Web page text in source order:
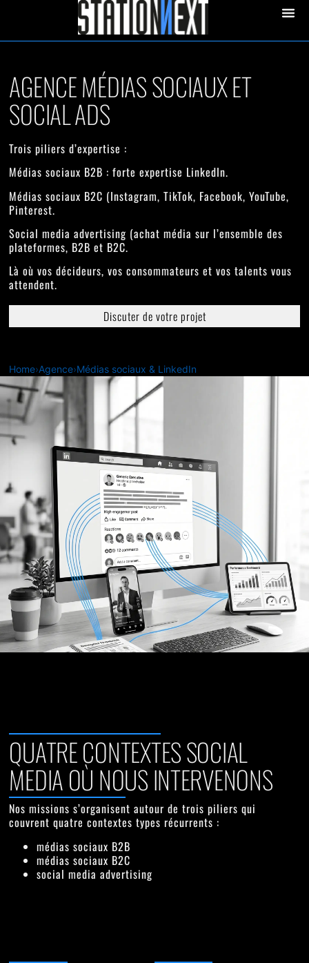
AGENCE MÉDIAS SOCIAUX ET
SOCIAL ADS
Trois piliers d’expertise :
Médias sociaux B2B : forte expertise LinkedIn.
Médias sociaux B2C (Instagram, TikTok, Facebook, YouTube,
Pinterest.
Social media advertising (achat média sur l’ensemble des
plateformes, B2B et B2C.
Là où vos décideurs, vos consommateurs et vos talents vous
attendent.
Discuter de votre projet
Home›Agence›Médias sociaux & LinkedIn
QUATRE CONTEXTES SOCIAL
MEDIA OÙ NOUS INTERVENONS
Nos missions s’organisent autour de trois piliers qui
couvrent quatre contextes types récurrents :
médias sociaux B2B
médias sociaux B2C
social media advertising